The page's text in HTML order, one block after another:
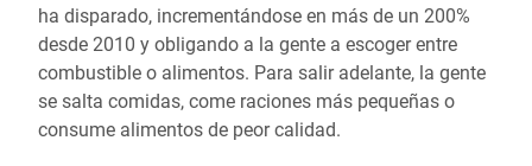
ha disparado, incrementándose en más de un 200%
desde 2010 y obligando a la gente a escoger entre
combustible o alimentos. Para salir adelante, la gente
se salta comidas, come raciones más pequeñas o
consume alimentos de peor calidad.